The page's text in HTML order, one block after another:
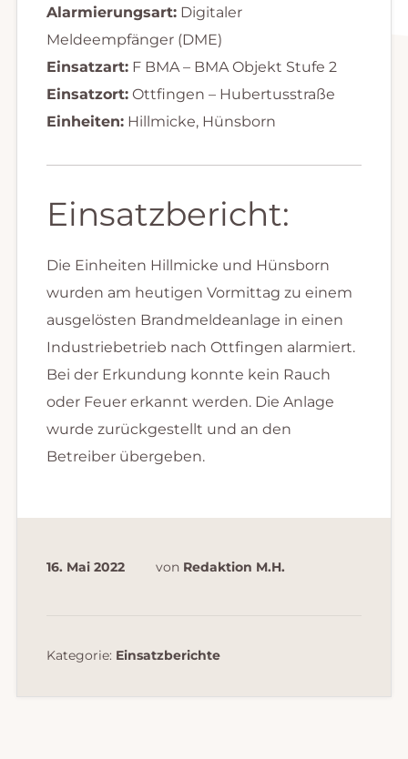
Alarmierungsart:Digitaler
Meldeempfänger (DME)
Einsatzart:F BMA – BMA Objekt Stufe 2
Einsatzort:Ottfingen – Hubertusstraße
Einheiten:Hillmicke, Hünsborn
Einsatzbericht:
Die Einheiten Hillmicke und Hünsborn
wurden am heutigen Vormittag zu einem
ausgelösten Brandmeldeanlage in einen
Industriebetrieb nach Ottfingen alarmiert.
Bei der Erkundung konnte kein Rauch
oder Feuer erkannt werden. Die Anlage
wurde zurückgestellt und an den
Betreiber übergeben.
16. Mai 2022 von Redaktion M.H.
Kategorie: Einsatzberichte